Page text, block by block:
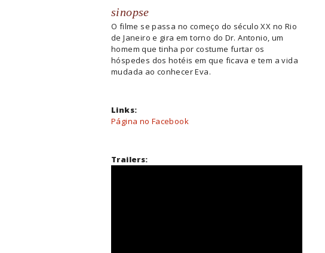
sinopse
O filme se passa no começo do século XX no Rio
de Janeiro e gira em torno do Dr. Antonio, um
homem que tinha por costume furtar os
hóspedes dos hotéis em que ficava e tem a vida
mudada ao conhecer Eva.
Links:
Página no Facebook
Trailers: